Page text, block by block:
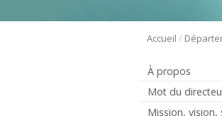
Accueil /
À propos
Mot du
Mission, vision,